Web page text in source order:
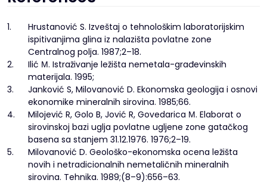
1.
Hrustanović S. Izveštaj o tehnološkim laboratorijskim
ispitivanjima glina iz nalazišta povlatne zone
Centralnog polja. 1987;2–18.
2.
Ilić М. Istraživanje ležišta nemetala-građevinskih
materijala. 1995;
3.
Janković S, Milovanović D. Ekonomska geologija i osnovi
ekonomike mineralnih sirovina. 1985;66.
4.
Milojević R, Golo B, Jović R, Govedarica М. Elaborat o
sirovinskoj bazi uglja povlatne ugljene zone gatačkog
basena sa stanjem 31.12.1976. 1976;2–19.
5.
Milovanović D. Geološko-ekonomska ocena ležišta
novih i netradicionalnih nemetaličnih mineralnih
sirovina. Tehnika. 1989;(8–9):656–63.